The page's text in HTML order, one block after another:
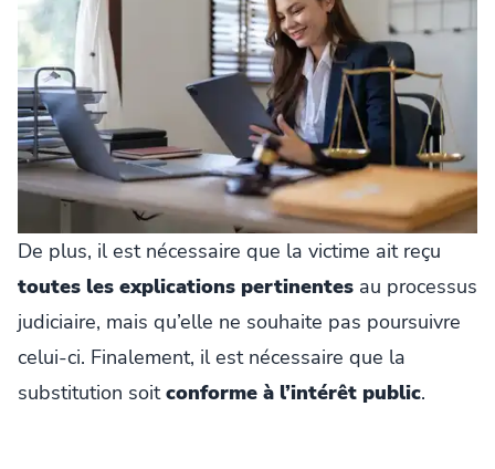
De plus, il est nécessaire que la victime ait reçu
toutes les explications pertinentes au processus
judiciaire, mais qu’elle ne souhaite pas poursuivre
celui-ci. Finalement, il est nécessaire que la
substitution soitconforme à l’intérêt public.